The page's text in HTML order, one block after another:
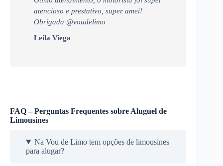
atencioso e prestativo, super amei!
Obrigada @voudelimo
Leila Viega
FAQ – Perguntas Frequentes sobre Aluguel de
Limousines
Na Vou de Limo tem opções de limousines
para alugar?